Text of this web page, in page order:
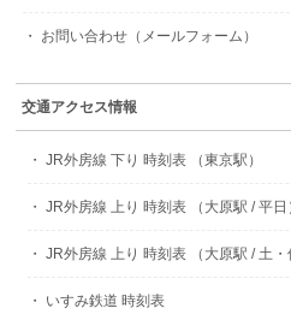
・ お問い合わせ（メールフォーム）
交通アクセス情報
・ JR外房線 下り 時刻表 （東京駅）
・ JR外房線 上り 時刻表 （大原駅 / 平日
・ JR外房線 上り 時刻表 （大原駅 / 土・
・ いすみ鉄道 時刻表